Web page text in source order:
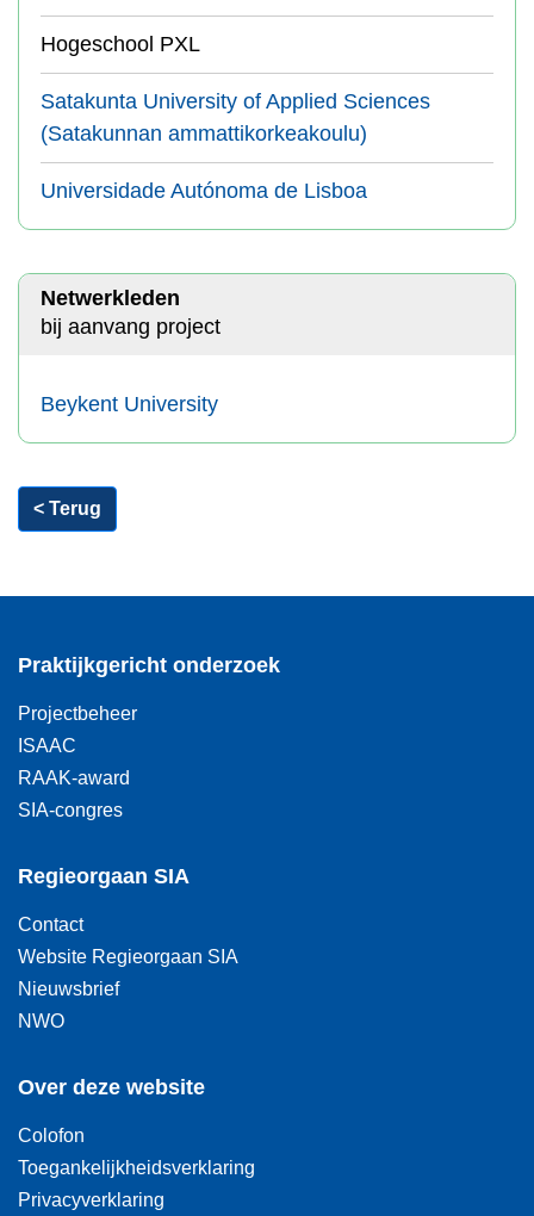
Hogeschool PXL
Satakunta University of Applied Sciences
(Satakunnan ammattikorkeakoulu)
Universidade Autónoma de Lisboa
Netwerkleden
bij aanvang project
Beykent University
< Terug
Praktijkgericht onderzoek
Projectbeheer
ISAAC
RAAK-award
SIA-congres
Regieorgaan SIA
Contact
Website Regieorgaan SIA
Nieuwsbrief
NWO
Over deze website
Colofon
Toegankelijkheidsverklaring
Privacyverklaring